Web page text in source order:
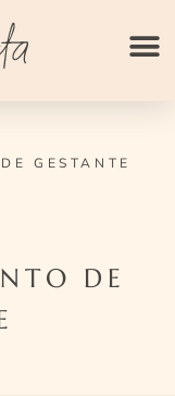
GESTANTE
DE